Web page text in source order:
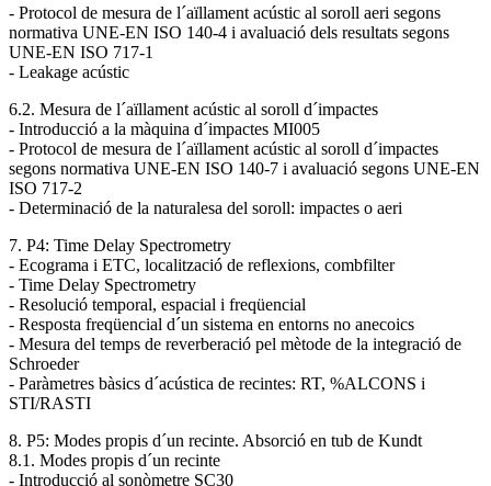
- Protocol de mesura de l´aïllament acústic al soroll aeri segons
normativa UNE-EN ISO 140-4 i avaluació dels resultats segons
UNE-EN ISO 717-1
- Leakage acústic
6.2. Mesura de l´aïllament acústic al soroll d´impactes
- Introducció a la màquina d´impactes MI005
- Protocol de mesura de l´aïllament acústic al soroll d´impactes
segons normativa UNE-EN ISO 140-7 i avaluació segons UNE-EN
ISO 717-2
- Determinació de la naturalesa del soroll: impactes o aeri
7. P4: Time Delay Spectrometry
- Ecograma i ETC, localització de reflexions, combfilter
- Time Delay Spectrometry
- Resolució temporal, espacial i freqüencial
- Resposta freqüencial d´un sistema en entorns no anecoics
- Mesura del temps de reverberació pel mètode de la integració de
Schroeder
- Paràmetres bàsics d´acústica de recintes: RT, %ALCONS i
STI/RASTI
8. P5: Modes propis d´un recinte. Absorció en tub de Kundt
8.1. Modes propis d´un recinte
- Introducció al sonòmetre SC30